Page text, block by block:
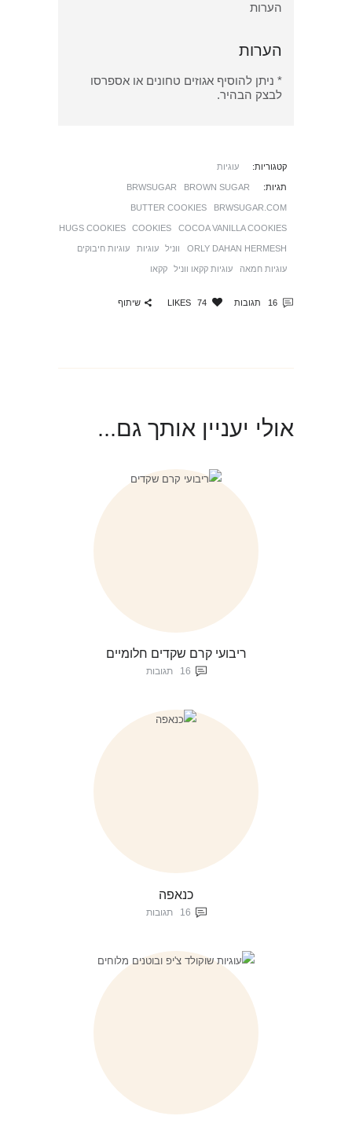
הערות
הערות
* ניתן להוסיף אגוזים טחונים או אספרסו
לבצק הבהיר.
קטגוריות: עוגיות
תגיות: BROWN SUGAR
BRWSUGAR
BRWSUGAR.COM
BUTTER COOKIES
COCOA VANILLA COOKIES
COOKIES
HUGS COOKIES
ORLY DAHAN HERMESH ווניל עוגיות עוגיות חיבוקים
עוגיות חמאה עוגיות קקאו ווניל קקאו
16 תגובות 74
LIKES שיתוף
אולי יעניין אותך גם...
ריבועי קרם שקדים חלומיים
16 תגובות
כנאפה
16 תגובות